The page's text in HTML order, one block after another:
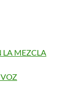
LA MEZCLA
VOZ